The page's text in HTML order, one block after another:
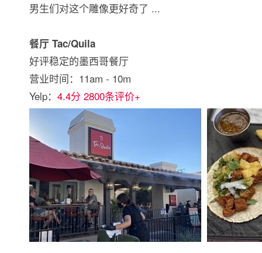
男生们对这个雕像更好奇了 ...
餐厅 Tac/Quila
好评稳定的墨西哥餐厅
营业时间：11am - 10m
Yelp： 4.4分 2800条评价+